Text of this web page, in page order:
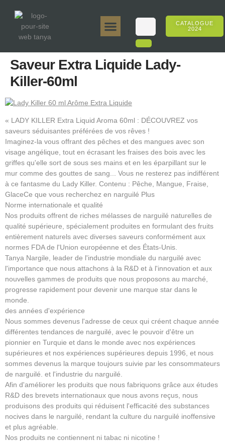
CATALOGUE
2024
Saveur Extra Liquide Lady-
Killer-60ml
« LADY KILLER Extra Liquid Aroma 60ml : DÉCOUVREZ vos
saveurs séduisantes préférées de vos rêves !
Imaginez-la vous offrant des pêches et des mangues avec son
visage angélique, tout en écrasant les fraises des bois avec les
griffes qu'elle sort de sous ses mains et en les éparpillant sur le
mur comme des gouttes de sang... Vous ne resterez pas indifférent
à ce fantasme du Lady Killer. Contenu : Pêche, Mangue, Fraise,
GlaceCe que vous recherchez en narguilé Plus
Norme internationale et qualité
Nos produits offrent de riches mélasses de narguilé naturelles de
qualité supérieure, spécialement produites en formulant des fruits
entièrement naturels avec diverses saveurs conformément aux
normes FDA de l'Union européenne et des États-Unis.
Tanya Nargile, leader de l'industrie mondiale du narguilé avec
l'importance que nous attachons à la R&D et à l'innovation et aux
nouvelles gammes de produits que nous proposons au marché,
progresse rapidement pour devenir une marque star dans le
monde.
des années d'expérience
Nous sommes devenus l'adresse de ceux qui créent chaque année
différentes tendances de narguilé, avec le pouvoir d'être un
pionnier en Turquie et dans le monde avec nos expériences
supérieures et nos expériences supérieures depuis 1996, et nous
sommes devenus la marque toujours suivie par les consommateurs
de narguilé. et l'industrie du narguilé.
Afin d'améliorer les produits que nous fabriquons grâce aux études
R&D des brevets internationaux que nous avons reçus, nous
produisons des produits qui réduisent l'efficacité des substances
nocives dans le narguilé, rendant la culture du narguilé inoffensive
et plus agréable.
Nos produits ne contiennent ni tabac ni nicotine !